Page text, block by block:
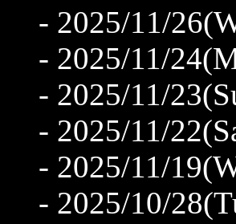
- 2025/11/
- 2025/11/
- 2025/11/
- 2025/11/
- 2025/11/
- 2025/10/